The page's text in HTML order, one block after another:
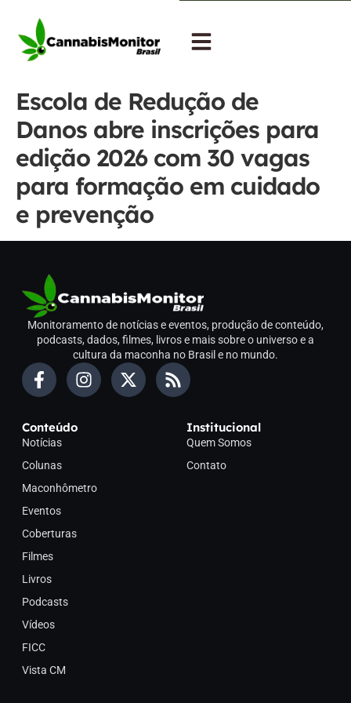
Escola de Redução de
Danos abre inscrições para
edição 2026 com 30 vagas
para formação em cuidado
e prevenção
Monitoramento de notícias e eventos, produção de conteúdo,
podcasts, dados, filmes, livros e mais sobre o universo e a
cultura da maconha no Brasil e no mundo.
Conteúdo
Notícias
Colunas
Maconhômetro
Eventos
Coberturas
Filmes
Livros
Podcasts
Vídeos
FICC
Vista CM
Institucional
Quem Somos
Contato